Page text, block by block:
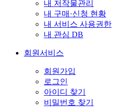
내 저작물관리
내 구매·신청 현황
내 서비스 사용권한
내 관심 DB
회원서비스
회원가입
로그인
아이디 찾기
비밀번호 찾기